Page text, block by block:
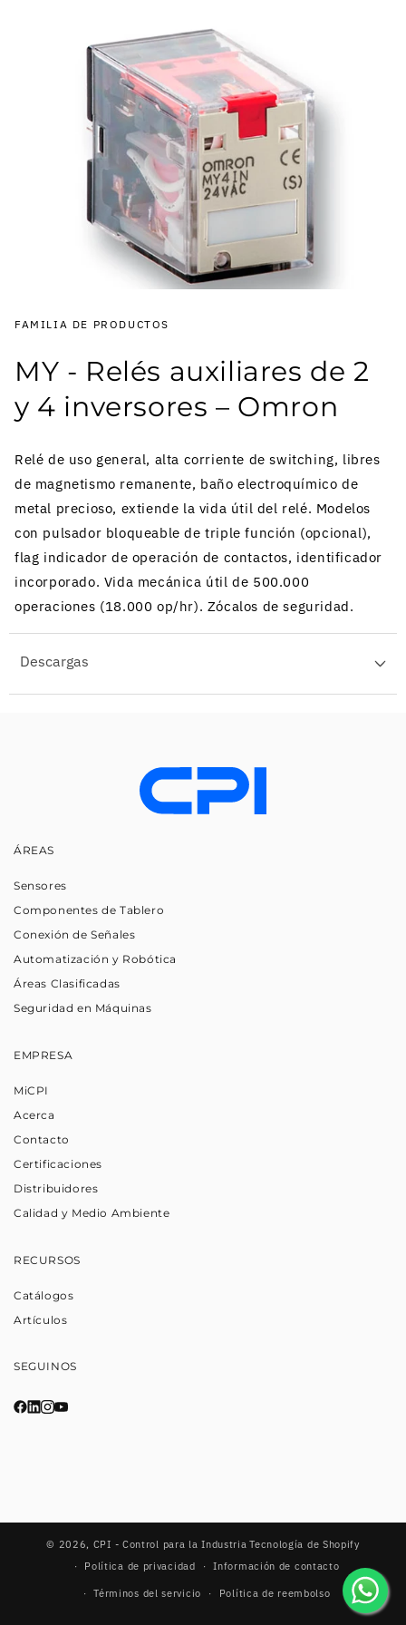
FAMILIA DE PRODUCTOS
MY - Relés auxiliares de 2
y 4 inversores – Omron
Relé de uso general, alta corriente de switching, libres
de magnetismo remanente, baño electroquímico de
metal precioso, extiende la vida útil del relé. Modelos
con pulsador bloqueable de triple función (opcional),
flag indicador de operación de contactos, identificador
incorporado. Vida mecánica útil de 500.000
operaciones (18.000 op/hr). Zócalos de seguridad.
Descargas
ÁREAS
Sensores
Componentes de Tablero
Conexión de Señales
Automatización y Robótica
Áreas Clasificadas
Seguridad en Máquinas
EMPRESA
MiCPI
Acerca
Contacto
Certificaciones
Distribuidores
Calidad y Medio Ambiente
RECURSOS
Catálogos
Artículos
SEGUINOS
© 2026, CPI - Control para la Industria Tecnología de Shopify
Política de privacidad
Información de contacto
Términos del servicio Política de reembolso